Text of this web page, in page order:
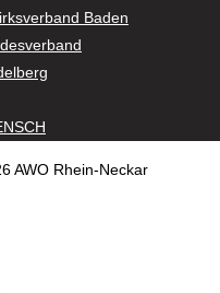
Baden
AWO Rhein-Neckar